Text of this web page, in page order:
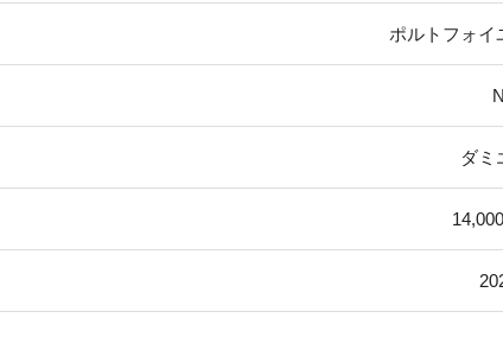
ポルトフォイ
ダミ